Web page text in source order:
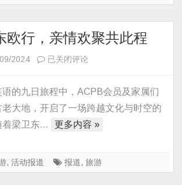
会
2025
五
休
闲
游
欧行，亲情欢聚共此程
2024
笑
相
伴
欧
亲
已关闭评论
的九日旅程中，ACPB会员及家属们
大地，开启了一场跨越文化与时空的
着梁卫东…
更多内容 »
, 活动报道 报道, 旅游